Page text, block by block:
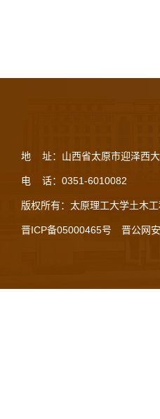
地 址：山西省太原市迎泽西
电 话：0351-6010082
版权所有：太原理工大学土木
晋ICP备05000465号 晋公网